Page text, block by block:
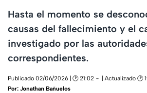
Hasta el momento se
causas del fallecimiento y el
investigado por las
correspondientes.
Publicado 02/06/2026 | 🕑 21:02
| Actualizado 🕑
Por: Jonathan Bañuelos